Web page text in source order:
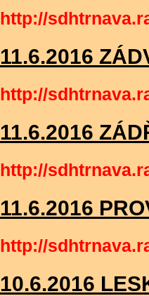
http://
11.6.2016
http://
11.6.2016
http://
11.6.2016
http://
10.6.2016